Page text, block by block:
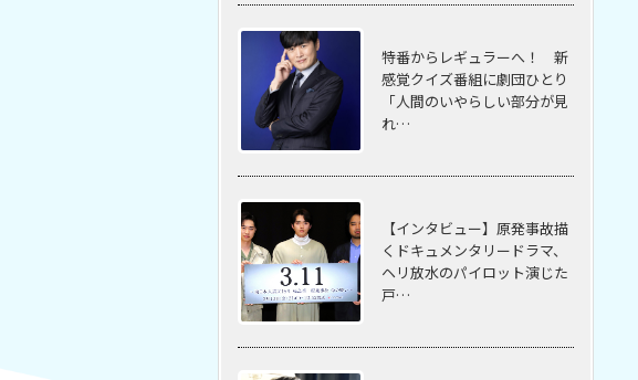
特番からレギュラーへ！ 新
感覚クイズ番組に劇団ひとり
「人間のいやらしい部分が見
れ…
【インタビュー】原発事故描
くドキュメンタリードラマ、
ヘリ放水のパイロット演じた
戸…